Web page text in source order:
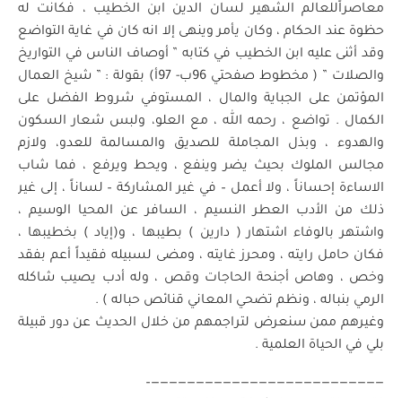
معاصراًللعالم الشهير لسان الدين ابن الخطيب ، فكانت له
حظوة عند الحكام ، وكان يأمر وينهى إلا انه كان في غاية التواضع
وقد أثنى عليه ابن الخطيب في كتابه ” أوصاف الناس في التواريخ
والصلات ” ( مخطوط صفحتي 96ب- 97أ) بقولة : ” شيخ العمال
المؤتمن على الجباية والمال ، المستوفي شروط الفضل على
الكمال . تواضع ، رحمه الله ، مع العلو، ولبس شعار السكون
والهدوء ، وبذل المجاملة للصديق والمسالمة للعدو، ولازم
مجالس الملوك بحيث يضر وينفع ، ويحط ويرفع ، فما شاب
الاساءة إحساناً ، ولا أعمل – في غير المشاركة – لساناً ، إلى غير
ذلك من الأدب العطر النسيم ، السافر عن المحيا الوسيم ،
واشتهر بالوفاء اشتهار ( دارين ) بطيبها ، و(إياد ) بخطيبها ،
فكان حامل رايته ، ومحرز غايته ، ومضى لسبيله فقيداً أعم بفقد
وخص ، وهاص أجنحة الحاجات وقص ، وله أدب يصيب شاكله
الرمي بنباله ، ونظم تضحي المعاني قنائص حباله ) .
وغيرهم ممن سنعرض لتراجمهم من خلال الحديث عن دور قبيلة
بلي في الحياة العلمية .
——————————————————————————–